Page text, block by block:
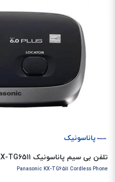
پاناسونیک
تلفن بی سیم پاناسونیک KX-TG6511
Panasonic KX-TG6511 Cordless Phone